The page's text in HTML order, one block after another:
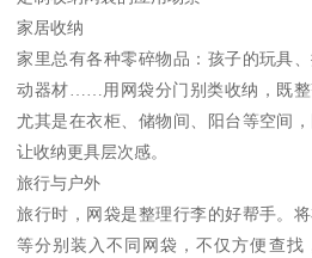
家居收纳
家里总有各种零碎物品：孩子的玩具
动器材……用网袋分门别类收纳，既整
尤其是在衣柜、储物间、阳台等空间
让收纳更具层次感。
旅行与户外
旅行时，网袋是整理行李的好帮手。
等分别装入不同网袋，不仅方便查找